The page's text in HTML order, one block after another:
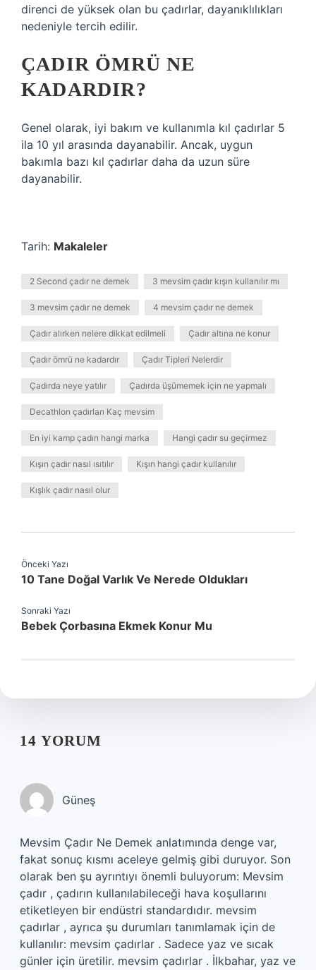
direnci de yüksek olan bu çadırlar, dayanıklılıkları
nedeniyle tercih edilir.
ÇADIR ÖMRÜ NE
KADARDIR?
Genel olarak, iyi bakım ve kullanımla kıl çadırlar 5
ila 10 yıl arasında dayanabilir. Ancak, uygun
bakımla bazı kıl çadırlar daha da uzun süre
dayanabilir.
Tarih: Makaleler
2 Second çadır ne demek 3 mevsim çadır kışın kullanılır mı
3 mevsim çadır ne demek 4 mevsim çadır ne demek
Çadır alırken nelere dikkat edilmeli Çadır altına ne konur
Çadır ömrü ne kadardır Çadır Tipleri Nelerdir
Çadırda neye yatılır Çadırda üşümemek için ne yapmalı
Decathlon çadırları Kaç mevsim
En iyi kamp çadırı hangi marka Hangi çadır su geçirmez
Kışın çadır nasıl ısıtılır Kışın hangi çadır kullanılır
Kışlık çadır nasıl olur
Önceki Yazı
10 Tane Doğal Varlık Ve Nerede Oldukları
Sonraki Yazı
Bebek Çorbasına Ekmek Konur Mu
14 YORUM
Güneş
Mevsim Çadır Ne Demek anlatımında denge var,
fakat sonuç kısmı aceleye gelmiş gibi duruyor. Son
olarak ben şu ayrıntıyı önemli buluyorum: Mevsim
çadır , çadırın kullanılabileceği hava koşullarını
etiketleyen bir endüstri standardıdır. mevsim
çadırlar , ayrıca şu durumları tanımlamak için de
kullanılır: mevsim çadırlar . Sadece yaz ve sıcak
günler için üretilir. mevsim çadırlar . İlkbahar, yaz ve